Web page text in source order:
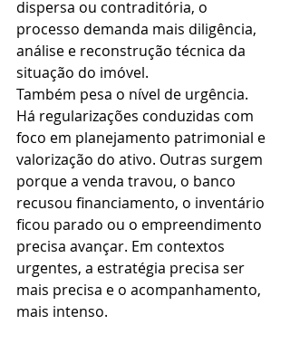
dispersa ou contraditória, o
processo demanda mais diligência,
análise e reconstrução técnica da
situação do imóvel.
Também pesa o nível de urgência.
Há regularizações conduzidas com
foco em planejamento patrimonial e
valorização do ativo. Outras surgem
porque a venda travou, o banco
recusou financiamento, o inventário
ficou parado ou o empreendimento
precisa avançar. Em contextos
urgentes, a estratégia precisa ser
mais precisa e o acompanhamento,
mais intenso.